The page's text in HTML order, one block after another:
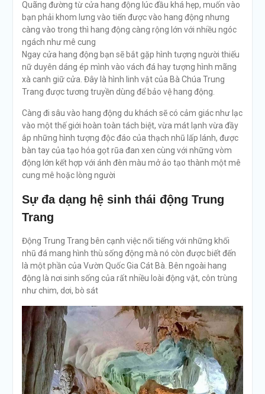
Quãng đường từ cửa hang động lúc đầu khá hẹp, muốn vào
bạn phải khom lưng vào tiến được vào hang động nhưng
càng vào trong thì hang động càng rộng lớn với nhiều ngóc
ngách như mê cung
Ngay cửa hang động bạn sẽ bắt gặp hình tượng người thiếu
nữ duyên dáng ép mình vào vách đá hay tượng hình mãng
xà canh giữ cửa. Đây là hình linh vật của Bà Chúa Trung
Trang được tương truyền dùng để bảo vệ hang động.
Càng đi sâu vào hang động du khách sẽ có cảm giác như lạc
vào một thế giới hoàn toàn tách biệt, vừa mát lạnh vừa đầy
ắp những hình tượng độc đáo của thạch nhũ lấp lánh, được
bàn tay của tạo hóa gọt rũa đan xen cùng với những vòm
động lớn kết hợp với ánh đèn màu mở ảo tạo thành một mê
cung mê hoặc lòng người
Sự đa dạng hệ sinh thái động Trung
Trang
Động Trung Trang bên cạnh việc nổi tiếng với những khối
nhũ đá mang hình thù sống động mà nó còn được biết đến
là một phần của Vườn Quốc Gia Cát Bà. Bên ngoài hang
động là nơi sinh sống của rất nhiều loài động vật, côn trùng
như chim, dơi, bò sát